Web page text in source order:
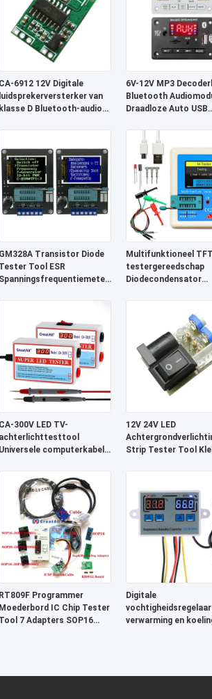
CA-6912 12V Digitale
luidsprekerversterker van
klasse D Bluetooth-audio-
6V-12V MP3
Bluetooth
Draadloze Auto USB
GM328A Transistor Diode
Tester Tool ESR
Spanningsfrequentiemeter
Multifunktioneel
testergereedschap
Diodecondensator
CA-300V LED TV-
achterlichttesttool
Universele computerkabel
12V 24V LED
Strip Tester Tool
RT809F Programmer
Moederbord IC Chip Tester
Tool 7 Adapters SOP16
Digitale
verwarming en